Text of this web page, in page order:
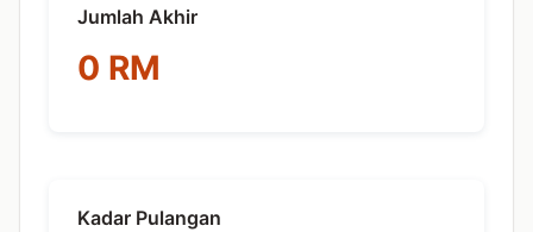
Jumlah Akhir
0 RM
Kadar Pulangan